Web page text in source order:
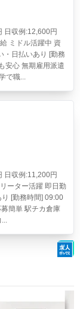
日収例:12,600円
ミドル活躍中 資
・日払いあり [勤務
安心 無期雇用派遣
で職...
日収例:11,200円
ーター活躍 即日勤
[勤務時間] 09:00
簡単 駅チカ倉庫